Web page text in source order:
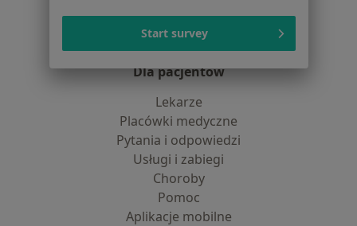
Kontakt
Dla pacjentów
Lekarze
Placówki medyczne
Pytania i odpowiedzi
Usługi i zabiegi
Choroby
Pomoc
Aplikacje mobilne
Start survey